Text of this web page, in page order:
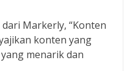
Markerly, “Konten
konten yang
menarik dan